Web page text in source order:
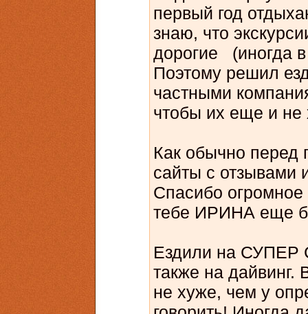
первый год
знаю, что
дорогие (иногда
Поэтому решил
частными
чтобы их еще и
Как обычно перед
сайты с отзывами
Спасибо
тебе ИРИНА еще
Ездили на СУПЕР
также на дайвинг.
не хуже, чем у